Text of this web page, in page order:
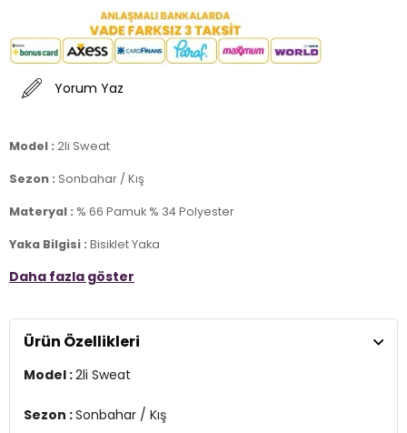
Yorum Yaz
Model : 2li Sweat
Sezon : Sonbahar / Kış
Materyal : % 66 Pamuk % 34 Polyester
Yaka Bilgisi : Bisiklet Yaka
Kol Bilgisi :Uzun Kol
Detay :
-3 iplik
Üretim Yeri :
Türkiye
7DS15905255S2.8129
Daha fazla göster
Ürün Özellikleri
Model :2li Sweat
Sezon :Sonbahar / Kış